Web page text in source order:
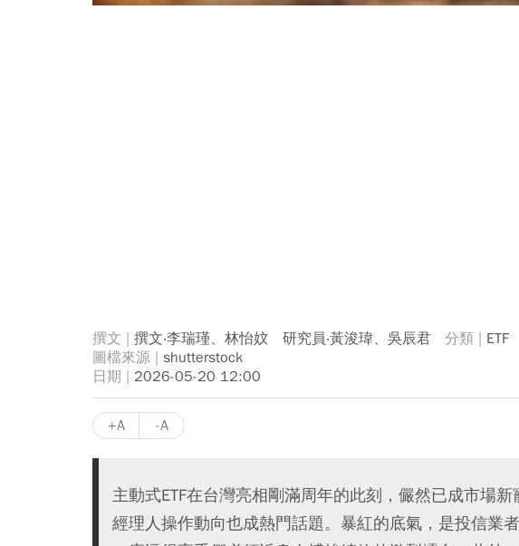
撰文‧李瑞瑾、林怡妏 研究員‧黃浚瑋、吳辰君
ETF
shutterstock
2026-05-20 12:00
+A -A
主動式ETF在台灣亮相剛滿周年的此刻，儼然已成市場
經理人操作動向也成熱門話題。暴紅的底氣，是投信業